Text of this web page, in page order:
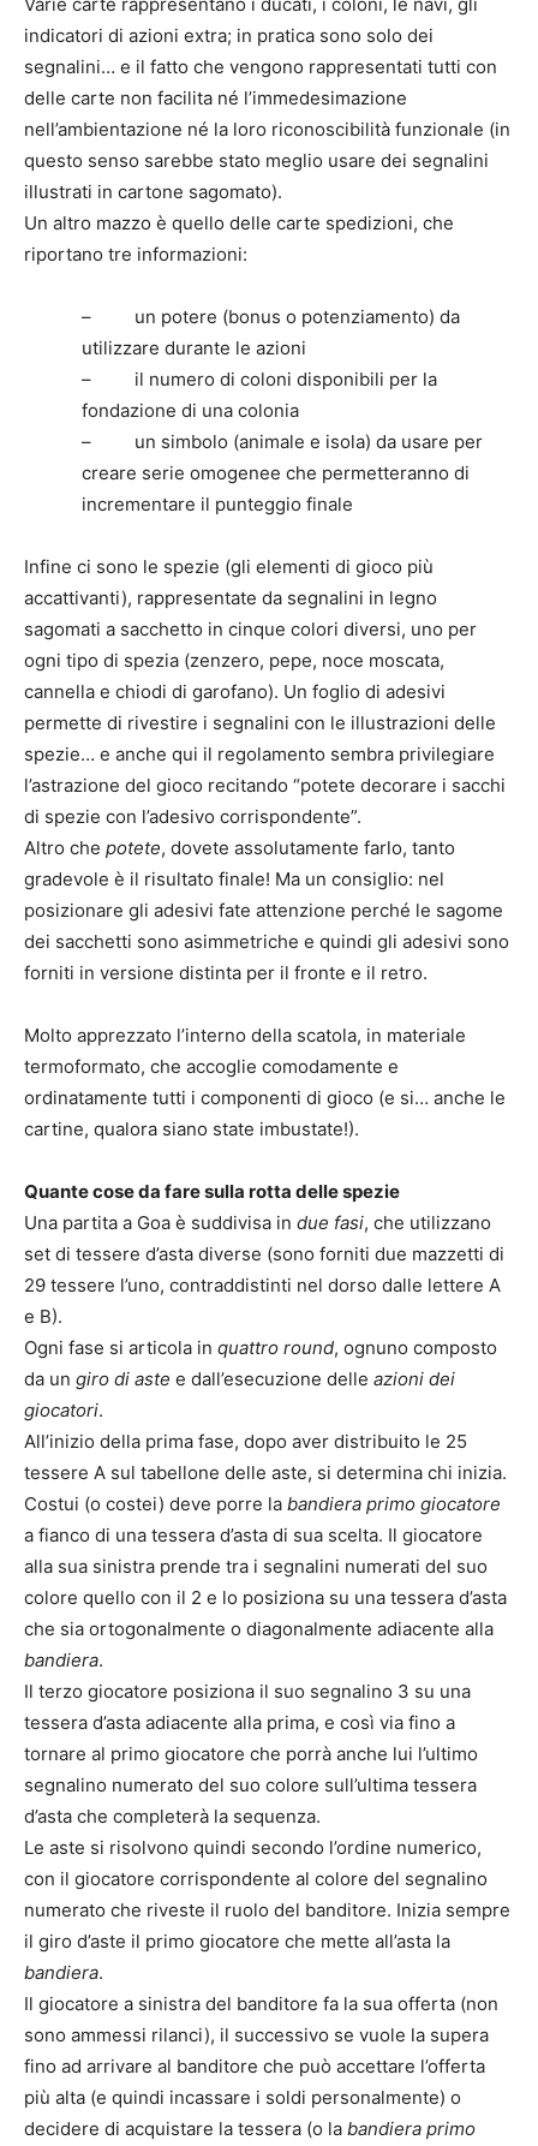
indicatori di azioni extra; in pratica sono solo dei
segnalini… e il fatto che vengono rappresentati tutti con
delle carte non facilita né l’immedesimazione
nell’ambientazione né la loro riconoscibilità funzionale (in
questo senso sarebbe stato meglio usare dei segnalini
illustrati in cartone sagomato).
Un altro mazzo è quello delle carte spedizioni, che
riportano tre informazioni:
– un potere (bonus o potenziamento) da
utilizzare durante le azioni
– il numero di coloni disponibili per la
fondazione di una colonia
– un simbolo (animale e isola) da usare per
creare serie omogenee che permetteranno di
incrementare il punteggio finale
Infine ci sono le spezie (gli elementi di gioco più
accattivanti), rappresentate da segnalini in legno
sagomati a sacchetto in cinque colori diversi, uno per
ogni tipo di spezia (zenzero, pepe, noce moscata,
cannella e chiodi di garofano). Un foglio di adesivi
permette di rivestire i segnalini con le illustrazioni delle
spezie… e anche qui il regolamento sembra privilegiare
l’astrazione del gioco recitando “potete decorare i sacchi
di spezie con l’adesivo corrispondente”.
Altro che potete, dovete assolutamente farlo, tanto
gradevole è il risultato finale! Ma un consiglio: nel
posizionare gli adesivi fate attenzione perché le sagome
dei sacchetti sono asimmetriche e quindi gli adesivi sono
forniti in versione distinta per il fronte e il retro.
Molto apprezzato l’interno della scatola, in materiale
termoformato, che accoglie comodamente e
ordinatamente tutti i componenti di gioco (e si… anche le
cartine, qualora siano state imbustate!).
Quante cose da fare sulla rotta delle spezie
Una partita a Goa è suddivisa in due fasi, che utilizzano
set di tessere d’asta diverse (sono forniti due mazzetti di
29 tessere l’uno, contraddistinti nel dorso dalle lettere A
e B).
Ogni fase si articola in quattro round, ognuno composto
da un giro di aste e dall’esecuzione delle azioni dei
giocatori.
All’inizio della prima fase, dopo aver distribuito le 25
tessere A sul tabellone delle aste, si determina chi inizia.
Costui (o costei) deve porre la bandiera primo giocatore
a fianco di una tessera d’asta di sua scelta. Il giocatore
alla sua sinistra prende tra i segnalini numerati del suo
colore quello con il 2 e lo posiziona su una tessera d’asta
che sia ortogonalmente o diagonalmente adiacente alla
bandiera.
Il terzo giocatore posiziona il suo segnalino 3 su una
tessera d’asta adiacente alla prima, e così via fino a
tornare al primo giocatore che porrà anche lui l’ultimo
segnalino numerato del suo colore sull’ultima tessera
d’asta che completerà la sequenza.
Le aste si risolvono quindi secondo l’ordine numerico,
con il giocatore corrispondente al colore del segnalino
numerato che riveste il ruolo del banditore. Inizia sempre
il giro d’aste il primo giocatore che mette all’asta la
bandiera.
Il giocatore a sinistra del banditore fa la sua offerta (non
sono ammessi rilanci), il successivo se vuole la supera
fino ad arrivare al banditore che può accettare l’offerta
più alta (e quindi incassare i soldi personalmente) o
decidere di acquistare la tessera (o la bandiera primo